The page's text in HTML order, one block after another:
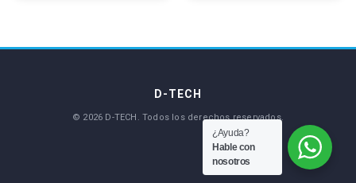
¿Ayuda?
Hable con
nosotros